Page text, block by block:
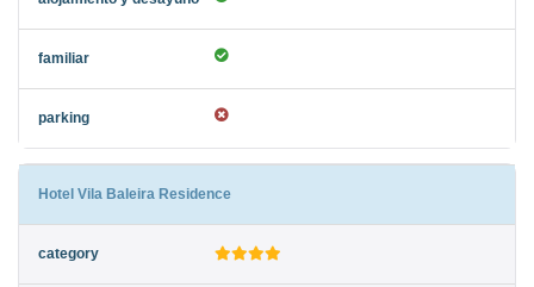
Hotel Vila Baleira Residence